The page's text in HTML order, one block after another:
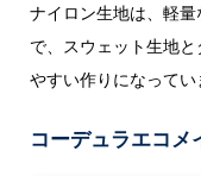
ナイロン生地は、軽
で、スウェット生地
やすい作りになってい
コーデュラエコメ